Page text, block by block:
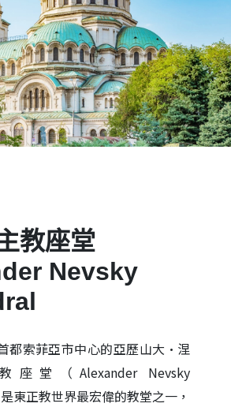
教座堂
Nevsky
都索菲亞市中心的亞歷山大·涅
堂（Alexander Nevsky
東正教世界最宏偉的教堂之一，